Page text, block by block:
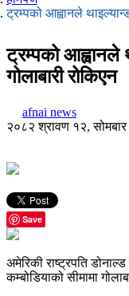
ट्रम्पको आह्वानले
ट्रम्पको आह्वानले
गोलाबारी रोकिएन
afnai news
२०८२ श्रावण १२,
Save
अमेरिकी राष्ट्रपति
कम्बोडियाको सीमामा